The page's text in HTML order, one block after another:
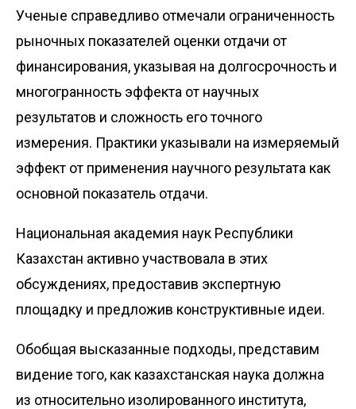
Ученые справедливо отмечали ограниченность
рыночных показателей оценки отдачи от
финансирования, указывая на долгосрочность и
многогранность эффекта от научных
результатов и сложность его точного
измерения. Практики указывали на измеряемый
эффект от применения научного результата как
основной показатель отдачи.
Национальная академия наук Республики
Казахстан активно участвовала в этих
обсуждениях, предоставив экспертную
площадку и предложив конструктивные идеи.
Обобщая высказанные подходы, представим
видение того, как казахстанская наука должна
из относительно изолированного института,